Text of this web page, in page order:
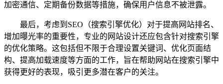
加密通信、定期备份数据等措施，确保用户信息不被泄露。
最后，考虑到SEO（搜索引擎优化）对于提高网站排名、
增加曝光率的重要性，专业的网站设计还应包含针对搜索引擎
的优化策略。这包括但不限于合理设置关键词、优化页面结
构、提高加载速度等方面的工作，旨在帮助网站在搜索引擎中
获得更好的表现，吸引更多潜在客户的关注。